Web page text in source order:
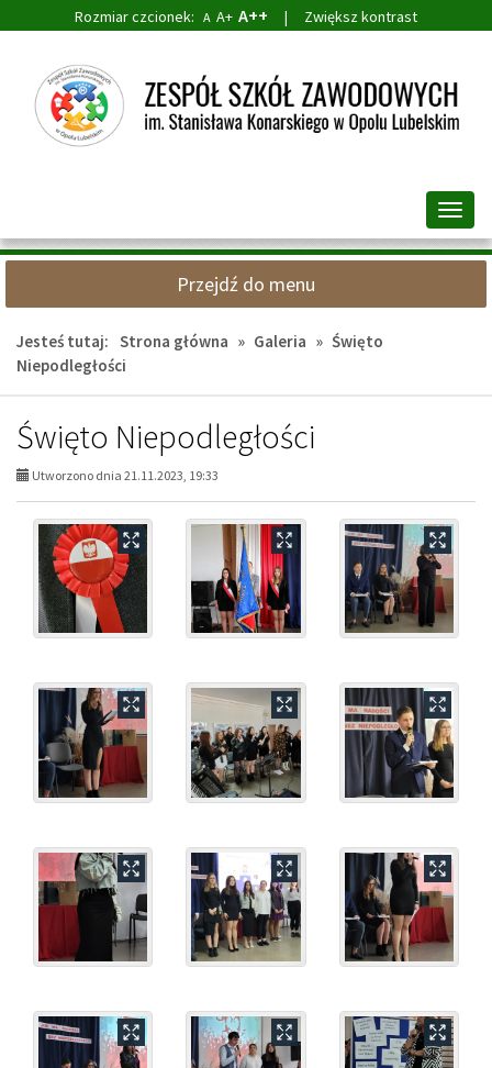
głównej
treści
wyszukiwarki
Rozmiar czcionek: A A+ A++ | Zwiększ kontrast
Przejdź do menu
Jesteś tutaj: Strona główna » Galeria » Święto
Niepodległości
Święto Niepodległości
Utworzono dnia 21.11.2023, 19:33